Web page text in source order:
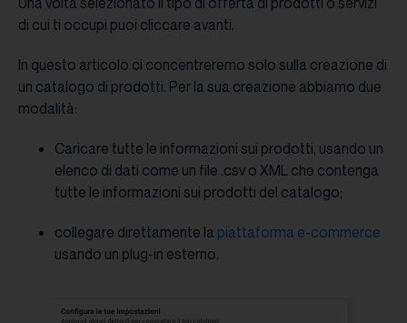
di cui ti occupi puoi cliccare avanti.
In questo articolo ci concentreremo solo sulla creazione di
un catalogo di prodotti. Per la sua creazione abbiamo due
modalità:
Caricare tutte le informazioni sui prodotti, usando un
elenco di dati come un file .csv o XML che contenga
tutte le informazioni sui prodotti del catalogo;
collegare direttamente la piattaforma e-commerce
usando un plug-in esterno.